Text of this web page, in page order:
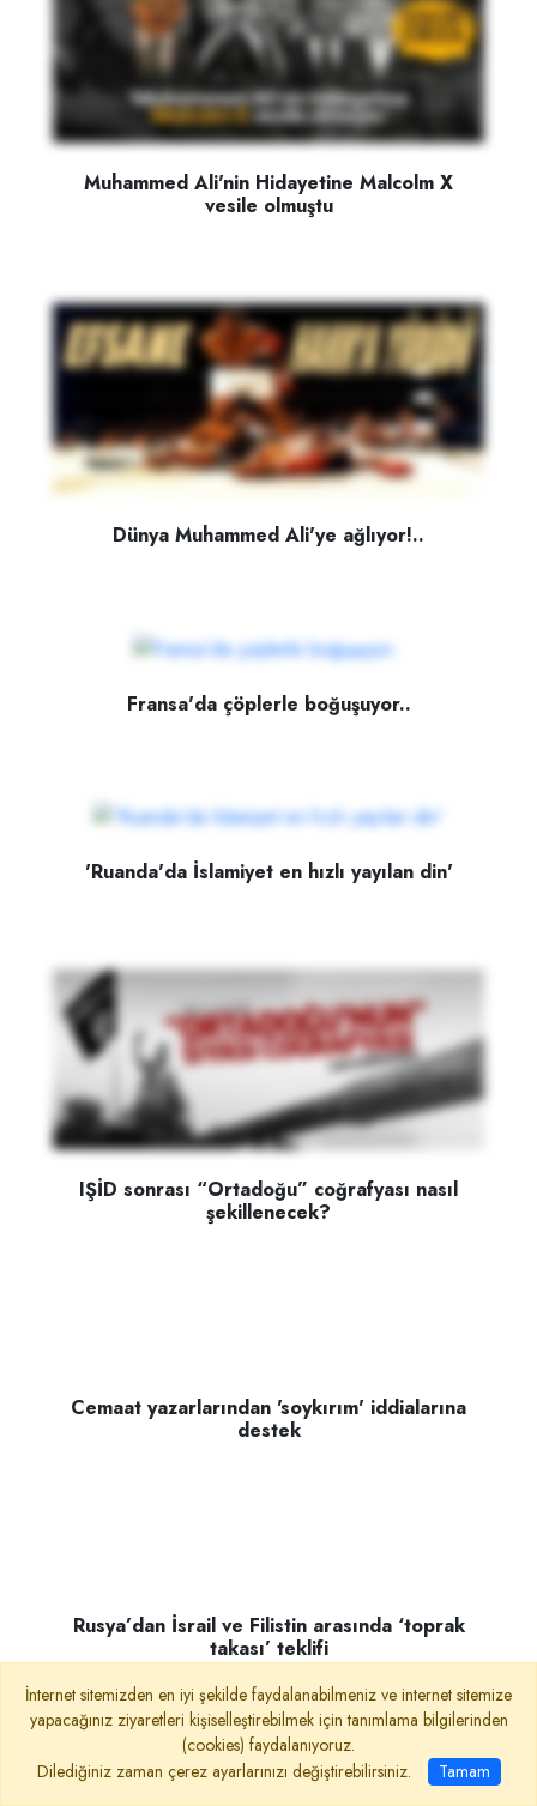
Muhammed Ali'nin Hidayetine Malcolm X
vesile olmuştu
Dünya Muhammed Ali'ye ağlıyor!..
Fransa'da çöplerle boğuşuyor..
'Ruanda'da İslamiyet en hızlı yayılan din'
IŞİD sonrası “Ortadoğu” coğrafyası nasıl
şekillenecek?
İnternet sitemizden en iyi şekilde faydalanabilmeniz ve internet sitemize
yapacağınız ziyaretleri kişiselleştirebilmek için tanımlama bilgilerinden
(cookies) faydalanıyoruz.
Dilediğiniz zaman çerez ayarlarınızı değiştirebilirsiniz.
Tamam